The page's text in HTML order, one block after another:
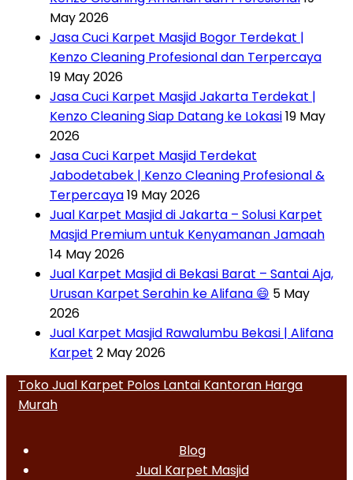
May 2026
Jasa Cuci Karpet Masjid Bogor Terdekat |
Kenzo Cleaning Profesional dan Terpercaya
19 May 2026
Jasa Cuci Karpet Masjid Jakarta Terdekat |
Kenzo Cleaning Siap Datang ke Lokasi19 May
2026
Jasa Cuci Karpet Masjid Terdekat
Jabodetabek | Kenzo Cleaning Profesional &
Terpercaya19 May 2026
Jual Karpet Masjid di Jakarta – Solusi Karpet
Masjid Premium untuk Kenyamanan Jamaah
14 May 2026
Jual Karpet Masjid di Bekasi Barat – Santai Aja,
Urusan Karpet Serahin ke Alifana 😄 5 May
2026
Jual Karpet Masjid Rawalumbu Bekasi | Alifana
Karpet 2 May 2026
Toko Jual Karpet Polos Lantai Kantoran Harga
Murah
Blog
Jual Karpet Masjid